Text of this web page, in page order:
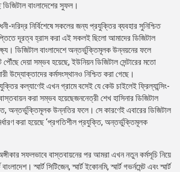
বাংলাদেশের সুফল।
দরিদ্র নির্বিশেষে সকলের জন্য প্রযুক্তির ব্যবহার সুনিশ্চিত
দূরত্ব হ্রাস করা এই সকলই ছিলো আমাদের ডিজিটাল
ডিজিটাল বাংলাদেশে অন্তর্ভুক্তিমূলক উন্নয়নের ফলে
পৌঁছে দেয়া সম্ভব হয়েছে, ইউনিয়ন ডিজিটাল সেন্টারের মতো
উদ্যোক্তাদের কর্মসংস্থানও নিশ্চিত করা গেছে।
কল্যাণেই এখন গ্রামে বসেই যে কেউ চাইলেই ফ্রিল্যান্সিং-
করা সম্ভব হয়েছেজননেত্রী শেখ হাসিনার ডিজিটাল
অন্তর্ভুক্তিমূলক উন্নতির ফলে। সে কারণেই এবারের ডিজিটাল
করা হয়েছে ‘প্রগতিশীল প্রযুক্তি, অন্তর্ভুক্তিমূলক
অঙ্গীকার সফলভাবে বাস্তবায়নের পর আমরা এখন নতুন কর্মসূচি নিয়ে
স্মার্ট সিটিজেন, স্মার্ট ইকোনমি, স্মার্ট গভর্নমেন্ট এবং স্মার্ট